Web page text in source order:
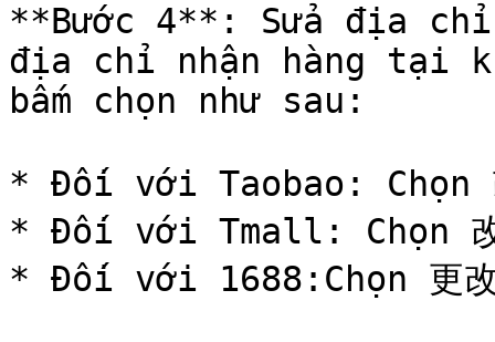
**Bước 4**: Sửa địa chỉ
địa chỉ nhận hàng tại
bấm chọn như sau:
* Đối với Taobao: Chọn
* Đối với Tmall: Chọn
* Đối với 1688:Chọn 更